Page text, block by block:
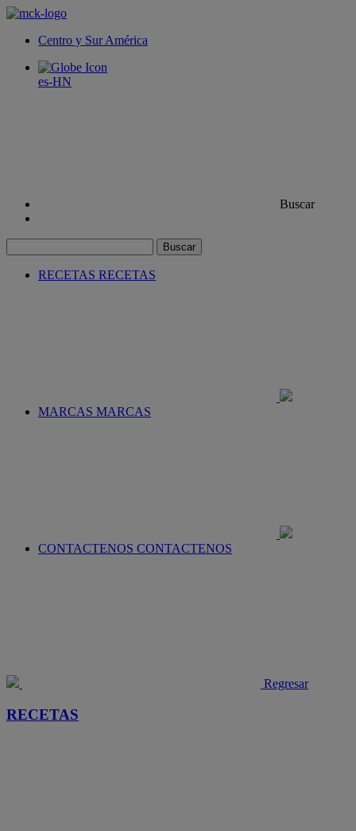
Centro y Sur América
es-HN
Buscar
Buscar
RECETAS RECETAS
MARCAS MARCAS
CONTACTENOS CONTACTENOS
Regresar
RECETAS